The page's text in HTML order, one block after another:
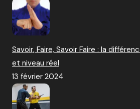
Savoir, Faire, Savoir Faire : la
et niveau réel
13 février 2024